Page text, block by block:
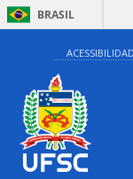
BRASIL
0:00 ◤X Seminário
@Centro de